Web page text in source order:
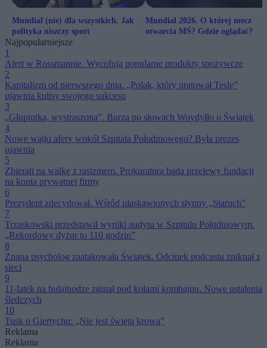
Mundial (nie) dla wszystkich. Jak
polityka niszczy sport
Mundial 2026. O której mecz
otwarcia MŚ? Gdzie oglądać?
Najpopularniejsze
1
Alert w Rossmannie. Wycofują popularne produkty spożywcze
2
Kapitalizm od pierwszego dnia. „Polak, który uratował Teslę”
ujawnia kulisy swojego sukcesu
3
„Głupiutka, wystraszona”. Burza po słowach Woydyłło o Świątek
4
Nowe wątki afery wokół Szpitala Południowego? Była prezes
ujawnia
5
Zbierali na walkę z rasizmem. Prokuratura bada przelewy fundacji
na konta prywatnej firmy
6
Prezydent zdecydował. Wśród ułaskawionych słynny „Staruch”
7
Trzaskowski przedstawił wyniki audytu w Szpitalu Południowym.
„Rekordowy dyżur to 110 godzin”
8
Znana psycholog zaatakowała Świątek. Odcinek podcastu zniknął z
sieci
9
11-latek na hulajnodze zginął pod kołami kombajnu. Nowe ustalenia
śledczych
10
Tusk o Giertychu: „Nie jest świętą krową”
Reklama
Reklama